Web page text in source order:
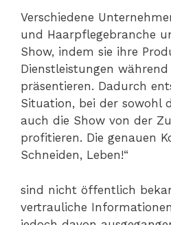
Verschiedene
und Haarpflegebranche
Show, indem sie ihre
Dienstleistungen
präsentieren. Dadurch
Situation, bei der sowohl
auch die Show von der
profitieren. Die genauen
Schneiden, Leben!“
sind nicht öffentlich
vertrauliche